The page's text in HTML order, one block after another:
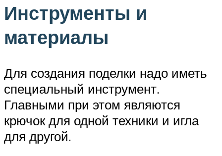
Инструменты и
материалы
Для создания поделки надо иметь
специальный инструмент.
Главными при этом являются
крючок для одной техники и игла
для другой.